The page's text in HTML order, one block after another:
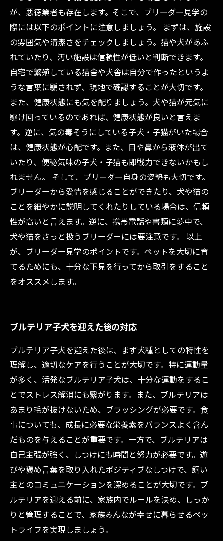
が、悪徳業者も存在します。そこで、ブリーダー見学の
際には以下のポイントに注意しましょう。 まずは、施設
の雰囲気や清潔さをチェックしましょう。猫や犬があふ
れていたり、汚い施設は信頼性が低いと判断できます。
自宅で繁殖している猫舎や犬舎は自分で作ったというよ
うな言葉に騙されず、現地で確認することが大切です。
また、健康状態にも気を配りましょう。犬や猫が元気に
駆け回っているのであれば、健康状態が良いと言えま
す。逆に、気の毒そうにしている子犬・子猫がいた場合
は、健康状態が心配です。また、目や鼻から液体が出て
いたり、便秘気味の子犬・子猫も即戦力できないかもし
れません。 そして、ブリーダー自身の姿勢も大切です。
ブリーダーから愛情を感じることができたり、犬や猫の
ことを細やかに説明してくれたりしている場合は、信頼
性が高いと言えます。逆に、携帯電話や書類に夢中で、
犬や猫をさっと扱うブリーダーには要注意です。 以上
が、ブリーダー見学のポイントです。ペットを大切に育
てるためにも、十分な下見を行ってから取引をすること
をオススメします。
ブルテリア子犬を迎えた後の対応
ブルテリア子犬を迎えた後は、まず犬種としての特性を
理解し、適切なケアを行うことが大切です。特に運動量
が多く、活発なブルテリア子犬は、十分な運動をするこ
とでストレス解消にも繋がります。また、ブルテリアは
あまり毛が抜けないため、ブラッシングが必要です。食
事についても、成長に必要な栄養素をバランスよく含ん
だものを与えることが重要です。一方で、ブルテリアは
自己主張が強く、しつけにも時間と努力が必要です。遊
びや褒め言葉を取り入れたポジティブなしつけで、飼い
主とのコミュニケーションを深めることが大切です。ブ
ルテリアを迎える前に、家族内でルールを決め、しっか
りと管理することで、家族みんなが幸せに暮らせるペッ
トライフを実現しましょう。